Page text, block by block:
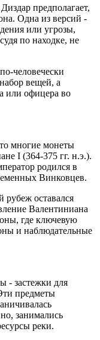
предполагает,
Одна из версий -
или угрозы,
по находке, не
человечески
вещей, а
или офицера во
многие монеты
I (364-375 гг. н.э.).
родился в
Винковцев.
оставался
Валентиниана
где ключевую
и наблюдательные
- застежки для
предметы
занимались
реки.